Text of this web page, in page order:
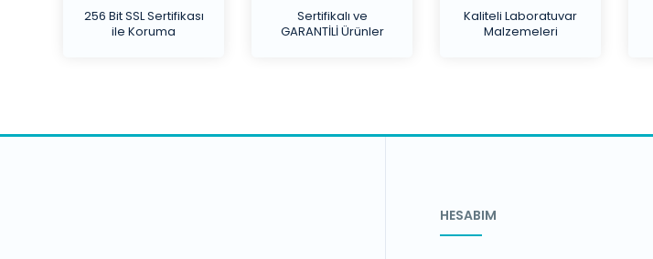
256 Bit SSL Sertifikası
ile Koruma
Sertifikalı ve
GARANTİLİ Ürünler
Kaliteli Laboratuvar
Malzemeleri
HESABIM